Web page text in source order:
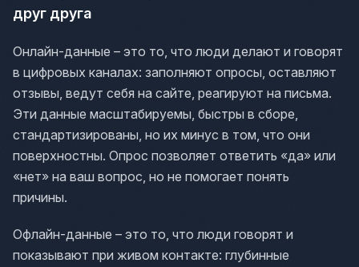
друг друга
Онлайн-данные – это то, что люди делают и говорят
в цифровых каналах: заполняют опросы, оставляют
отзывы, ведут себя на сайте, реагируют на письма.
Эти данные масштабируемы, быстры в сборе,
стандартизированы, но их минус в том, что они
поверхностны. Опрос позволяет ответить «да» или
«нет» на ваш вопрос, но не помогает понять
причины.
Офлайн-данные – это то, что люди говорят и
показывают при живом контакте: глубинные